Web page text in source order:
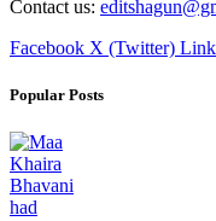
Contact us:
Facebook X (Twitter)
Popular Posts